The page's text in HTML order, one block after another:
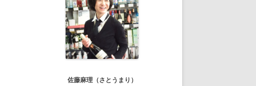
佐藤麻理（さとうまり）